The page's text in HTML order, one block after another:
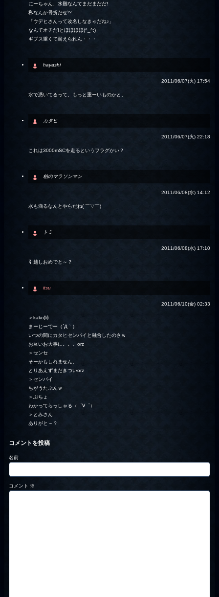
にーちゃん、水難なんてまだまだだ!
私なんか骨折だぜ!?
「ウデヒさんって改名しなきゃだね♪」
なんてオチだ!とほほほほ(^_^;)
ギブス重くて耐えられん・・・
hayashi
2011/06/07(火) 17:54
水で憑いてるって、もっと重ーいものかと。
カタヒ
2011/06/07(火) 22:18
これは3000mSCを走るというフラグかい？
柏のマラソンマン
2011/06/08(水) 14:12
水も滴るなんとやらだね( ￣▽￣)
トミ
2011/06/08(水) 17:10
引越しおめでと～？
itsu
2011/06/10(金) 02:33
＞kako姉
まーじーでー（´Д｀）
いつの間にカタヒセンパイと融合したのさｗ
お互いお大事に。。。orz
＞センセ
そーかもしれません。
とりあえずまだきついorz
＞センパイ
ちがうたぶんｗ
＞ぶちょ
わかってらっしゃる（゜∀゜）
＞とみさん
ありがと～？
コメントを投稿
名前
コメント ※